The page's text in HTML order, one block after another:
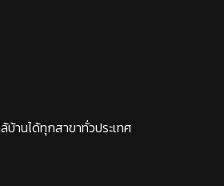
านได้ทุกสาขาทั่วประเทศ